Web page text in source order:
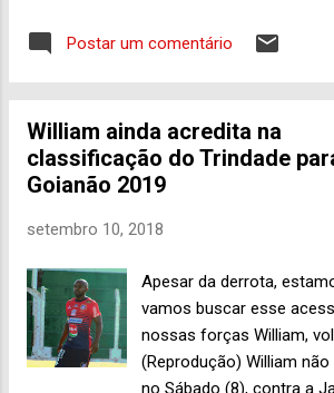
eucaliptos, começa
continuo achando e isso
muito pouco mesmo,
seu grupo político
poder local pela força do
desde janeiro de 2013,
política aqui na “Capital da
colégio eleitoral goiano,
Eleitoral), na atual caça
quase um batalhão de
Postar um comentário
William ainda acredita na
classificação do Trindade
Goianão 2019
setembro 10, 2018
Apesar da derrota,
vamos buscar esse
nossas forças William,
(Reprodução) William
no Sábado (8), contra a